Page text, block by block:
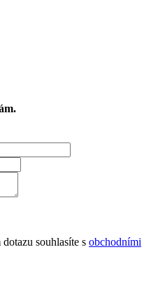
souhlasíte s obchodními